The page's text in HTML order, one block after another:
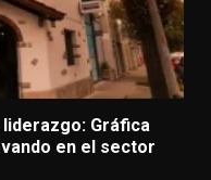
Gráfica
en el sector